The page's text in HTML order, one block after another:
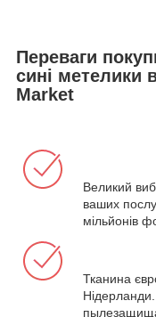
Переваги
сині метелики
Market
Великий
ваших
мільйонів
Тканина